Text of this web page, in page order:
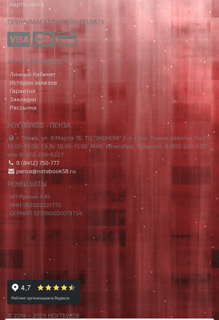
Карта сайта
ПРИНИМАЕМ ОНЛАЙН ОПЛАТУ
ЛИЧНЫЙ КАБИНЕТ
Личный Кабинет
История заказов
Гарантия
Закладки
Рассылка
НОУТБУК58 - ПЕНЗА
г. Пенза, ул. 8 Марта 7Б, ТЦ "ЭКОНОМ" 2-й этаж. Режим работы: Пн-Пт
10:00-19:00, Сб,Вс 10:00-15:00. MAX, WhatsApp, Telegram: 8-902-205-0777
или 8-902-206-6227
8 (8412) 750-777
penza@notebook58.ru
РЕКВИЗИТЫ
ИП Ручкин А.Ю.
ИНН 583520321770
ОГРНИП 325580000019734
© 2014 – 2026 НОУТБУК58